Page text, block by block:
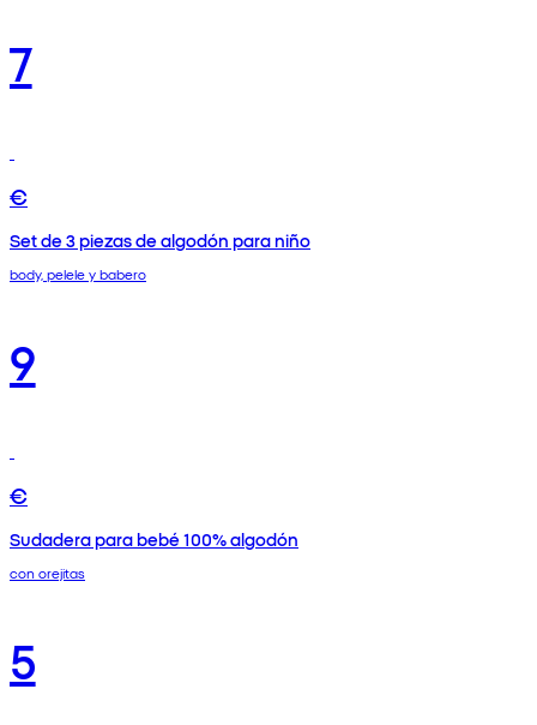
7
€
Set de 3 piezas de algodón para niño
body, pelele y babero
9
€
Sudadera para bebé 100% algodón
con orejitas
5